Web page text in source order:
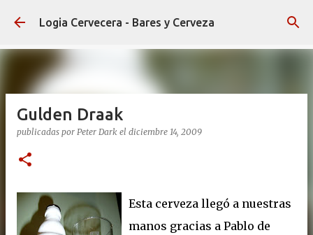
Ir al contenido principal
Logia Cervecera - Bares y Cerveza
Gulden Draak
publicadas por Peter Dark el diciembre 14, 2009
Esta cerveza llegó a nuestras
manos gracias a Pablo de